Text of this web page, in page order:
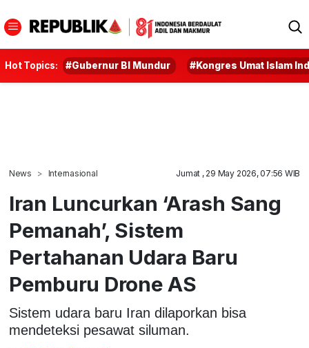
Hot Topics: #Gubernur BI Mundur #Kongres Umat Islam
News Internasional Jumat , 29 May 2026, 07:56 WIB
Iran Luncurkan ‘Arash Sang
Pemanah’, Sistem
Pertahanan Udara Baru
Pemburu Drone AS
Sistem udara baru Iran dilaporkan bisa
mendeteksi pesawat siluman.